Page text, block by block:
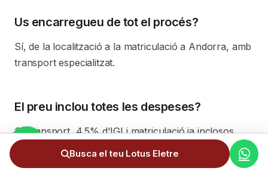
Us encarregueu de tot el procés?
Sí, de la localització a la matriculació a Andorra, amb
transport especialitzat.
El preu inclou totes les despeses?
Sí: transport, 4,5% d'IGI i matriculació ja inclosos.
Busca el teu Lotus Eletre